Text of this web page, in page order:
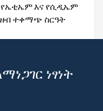
የኤቲኤም እና የሲዲኤም
ተቀማጭ ስርዓት
ነፃነት